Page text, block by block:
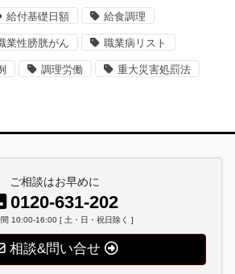
給付基礎日額 給食調理
業性膀胱がん 職業病リスト
調理労働 重大災害処罰法
ご相談はお早めに
0120-631-202
10:00-16:00 [ 土・日・祝日除く ]
相談&問い合せ